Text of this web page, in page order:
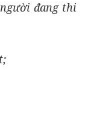
đang thi